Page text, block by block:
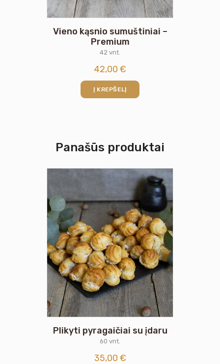
Vieno kąsnio sumuštiniai –
Premium
42 vnt.
42,00 €
Į KREPŠELĮ
Panašūs produktai
Plikyti pyragaičiai su įdaru
60 vnt.
35,00 €